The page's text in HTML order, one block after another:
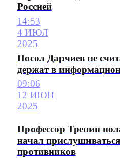
Россией
14:53
4 ИЮЛ
2025
Посол Дарчиев не
держат в
09:06
12 ИЮН
2025
Профессор Тренин
начал
противников